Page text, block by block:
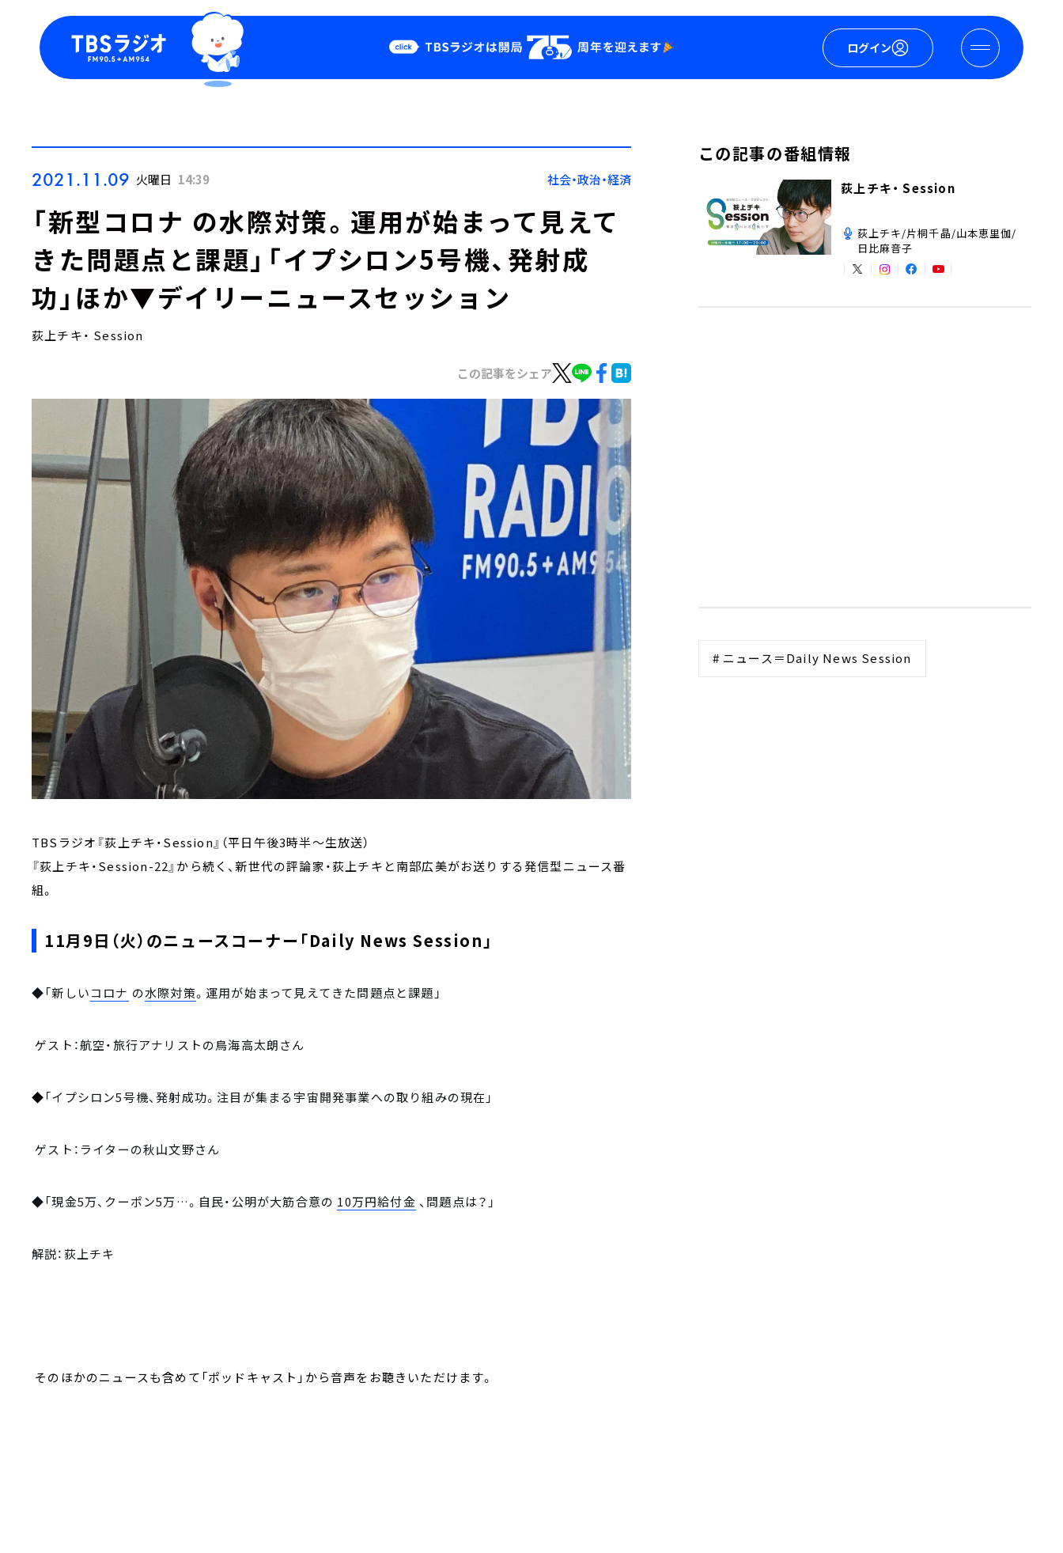
ログイン
Podcast
YouTube
会社情報
2021.11.09 火曜日 14:39 社会・政治・経済
「新型コロナ の水際対策。運用が始まって見えて
きた問題点と課題」「イプシロン5号機、発射成
功」ほか▼デイリーニュースセッション
荻上チキ・ Session
この記事をシェア
TBSラジオ『荻上チキ・Session』（平日午後3時半～生放送）
『荻上チキ・Session-22』から続く、新世代の評論家・荻上チキと南部広美がお送りする発信型ニュース番
組。
11月9日（火）のニュースコーナー「Daily News Session」
◆「新しいコロナ の水際対策。運用が始まって見えてきた問題点と課題」
ゲスト：航空・旅行アナリストの鳥海高太朗さん
◆「イプシロン5号機、発射成功。注目が集まる宇宙開発事業への取り組みの現在」
ゲスト：ライターの秋山文野さん
◆「現金5万、クーポン5万…。自民・公明が大筋合意の 10万円給付金 、問題点は？」
解説：荻上チキ
そのほかのニュースも含めて「ポッドキャスト」から音声をお聴きいただけます。
この記事の番組情報
荻上チキ・ Session
荻上チキ/片桐千晶/山本恵里伽/
日比麻音子
# ニュース＝Daily News Session